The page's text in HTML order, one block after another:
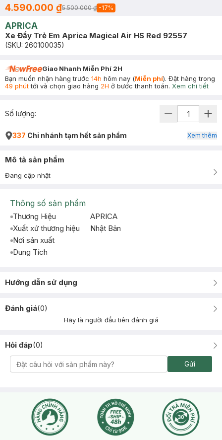
4.590.000 ₫5.500.000 ₫ -17%
APRICA
Xe Đẩy Trẻ Em Aprica Magical Air HS Red 92557
(SKU: 260100035)
Giao Nhanh Miễn Phí 2H
Bạn muốn nhận hàng trước 14h hôm nay (Miễn phí). Đặt hàng trong
49 phúttới và chọn giao hàng 2H ở bước thanh toán. Xem chi tiết
Số lượng:
337 Chi nhánh tạm hết sản phẩm Xem thêm
Mô tả sản phẩm
Đang cập nhật
Thông số sản phẩm
Thương Hiệu
APRICA
Xuất xứ thương hiệu
Nhật Bản
Nơi sản xuất
Dung Tích
Hướng dẫn sử dụng
Đánh giá(0)
Hãy là người đầu tiên đánh giá
Hỏi đáp(0)
Gửi